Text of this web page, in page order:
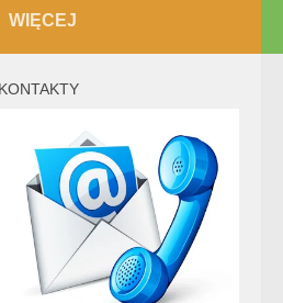
WIĘCEJ
KONTAKTY